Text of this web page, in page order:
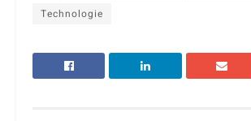
Technologie